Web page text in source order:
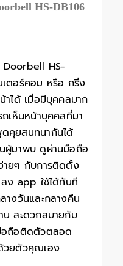
HS-DB106
HS-
ตอร์คอม หรือ กริ่ง
าได้ เมื่อมีบุคคลมาก
ถเห็นหน้าบุคคลที่มา
คุยสนทนากันได้
ผู้มาพบ ดูผ่านมือถือ
ายๆ กับการติดตั้ง
ง app ใช้ได้ทันที
างวันและกลางคืน
น สะดวกสบายกับ
อถือติดตัวตลอด
ยตัวคุณเอง